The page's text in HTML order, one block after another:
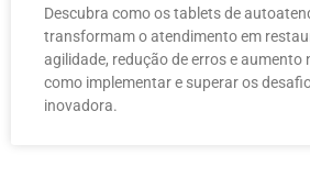
Descubra como os tablets de
transformam o atendimento em
agilidade, redução de erros e aumento
como implementar e superar os
inovadora.